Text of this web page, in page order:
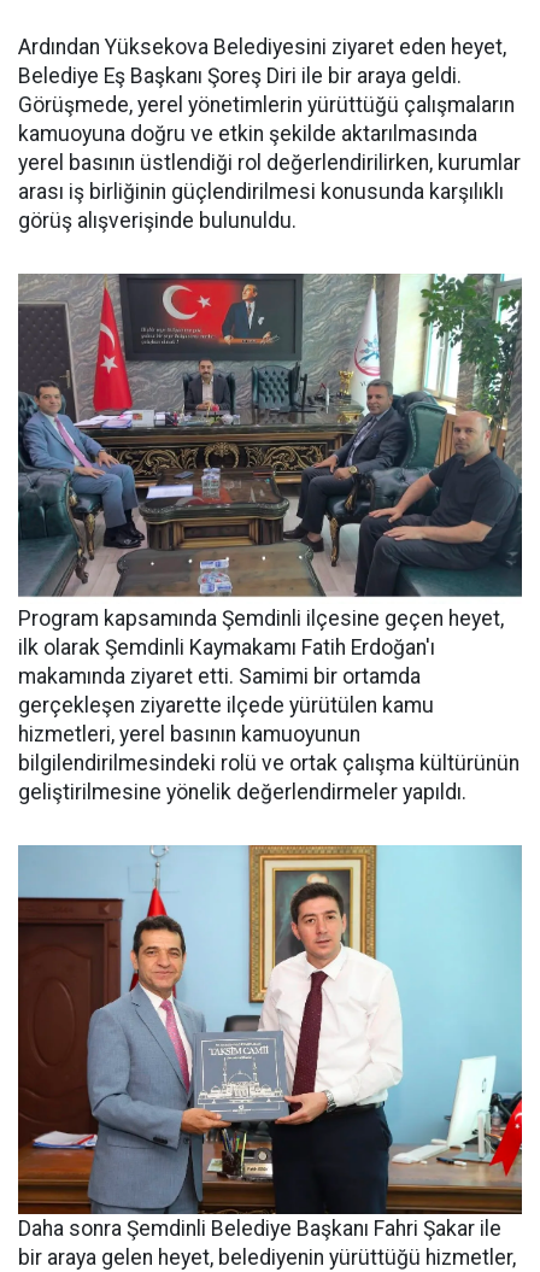
Ardından Yüksekova Belediyesini ziyaret eden heyet,
Belediye Eş Başkanı Şoreş Diri ile bir araya geldi.
Görüşmede, yerel yönetimlerin yürüttüğü çalışmaların
kamuoyuna doğru ve etkin şekilde aktarılmasında
yerel basının üstlendiği rol değerlendirilirken, kurumlar
arası iş birliğinin güçlendirilmesi konusunda karşılıklı
görüş alışverişinde bulunuldu.
Program kapsamında Şemdinli ilçesine geçen heyet,
ilk olarak Şemdinli Kaymakamı Fatih Erdoğan'ı
makamında ziyaret etti. Samimi bir ortamda
gerçekleşen ziyarette ilçede yürütülen kamu
hizmetleri, yerel basının kamuoyunun
bilgilendirilmesindeki rolü ve ortak çalışma kültürünün
geliştirilmesine yönelik değerlendirmeler yapıldı.
Daha sonra Şemdinli Belediye Başkanı Fahri Şakar ile
bir araya gelen heyet, belediyenin yürüttüğü hizmetler,